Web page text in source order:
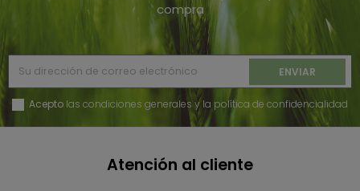
compra
Acepto las condiciones generales y la política de confidencialidad
Atención al cliente